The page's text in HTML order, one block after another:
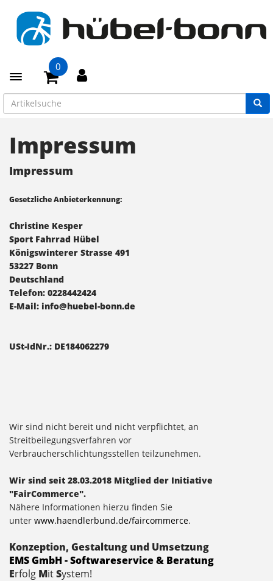
Toggle navigation
0
Impressum
Impressum
Gesetzliche Anbieterkennung:
Christine Kesper
Sport Fahrrad Hübel
Königswinterer Strasse 491
53227 Bonn
Deutschland
Telefon: 0228442424
E-Mail: info@huebel-bonn.de
USt-IdNr.: DE184062279
Wir sind nicht bereit und nicht verpflichtet, an
Streitbeilegungsverfahren vor
Verbraucherschlichtungsstellen teilzunehmen.
Wir sind seit 28.03.2018 Mitglied der Initiative
"FairCommerce".
Nähere Informationen hierzu finden Sie
unter www.haendlerbund.de/faircommerce.
Konzeption, Gestaltung und Umsetzung
EMS GmbH - Softwareservice & Beratung
Erfolg MitSystem!